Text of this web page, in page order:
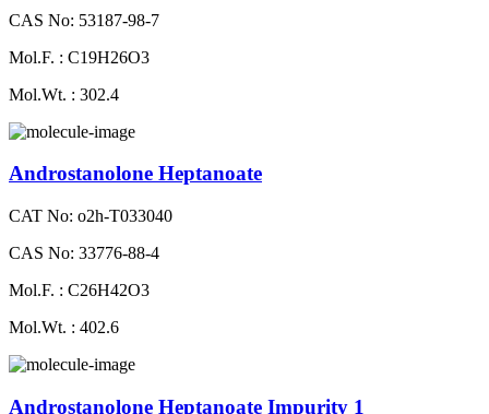
CAS No: 53187-98-7
Mol.F. : C19H26O3
Mol.Wt. : 302.4
Androstanolone Heptanoate
CAT No: o2h-T033040
CAS No: 33776-88-4
Mol.F. : C26H42O3
Mol.Wt. : 402.6
Androstanolone Heptanoate Impurity 1